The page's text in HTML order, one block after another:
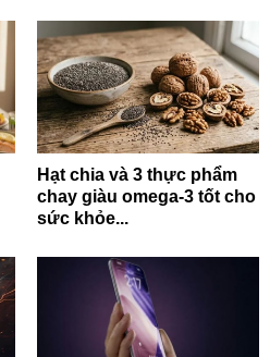
Hạt chia và 3 thực phẩm
chay giàu omega-3 tốt cho
sức khỏe...